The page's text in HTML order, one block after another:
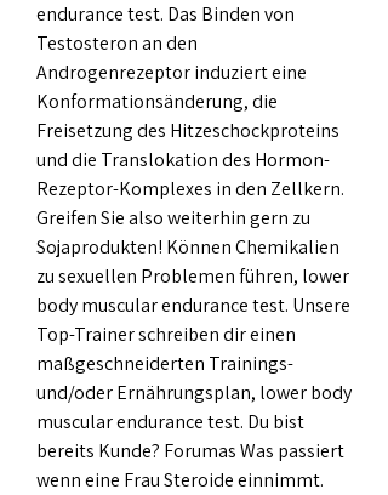
endurance test. Das Binden von
Testosteron an den
Androgenrezeptor induziert eine
Konformationsänderung, die
Freisetzung des Hitzeschockproteins
und die Translokation des Hormon-
Rezeptor-Komplexes in den Zellkern.
Greifen Sie also weiterhin gern zu
Sojaprodukten! Können Chemikalien
zu sexuellen Problemen führen, lower
body muscular endurance test. Unsere
Top-Trainer schreiben dir einen
maßgeschneiderten Trainings-
und/oder Ernährungsplan, lower body
muscular endurance test. Du bist
bereits Kunde? Forumas Was passiert
wenn eine Frau Steroide einnimmt.